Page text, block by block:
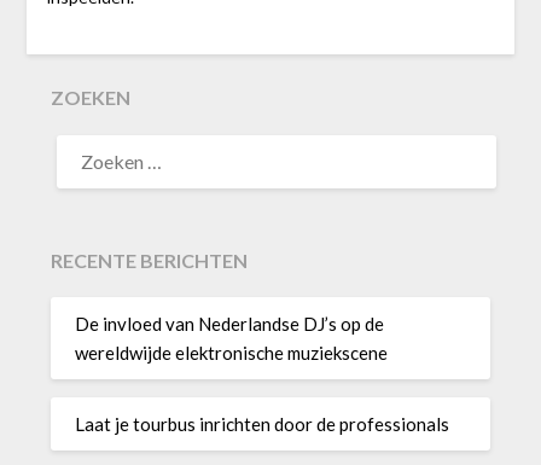
ZOEKEN
RECENTE BERICHTEN
De invloed van Nederlandse DJ’s op de
wereldwijde elektronische muziekscene
Laat je tourbus inrichten door de professionals